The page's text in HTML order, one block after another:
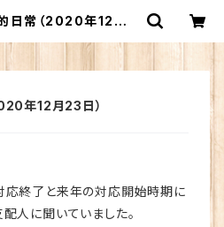
日常（2020年12月2
茶の専門サイト
年12月23日）
応終了と来年の対応開始時期に
人に聞いていました。